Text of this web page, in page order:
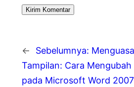
← Sebelumnya:
Tampilan: Cara Mengubah
pada Microsoft Word 2007